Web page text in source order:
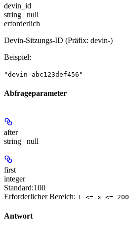
devin_id
string | null
erforderlich
Devin-Sitzungs-ID (Präfix: devin-)
Beispiel:
"devin-abc123def456"
Abfrageparameter
after
string | null
first
integer
Standard:100
Erforderlicher Bereich: 1 <= x <= 200
Antwort